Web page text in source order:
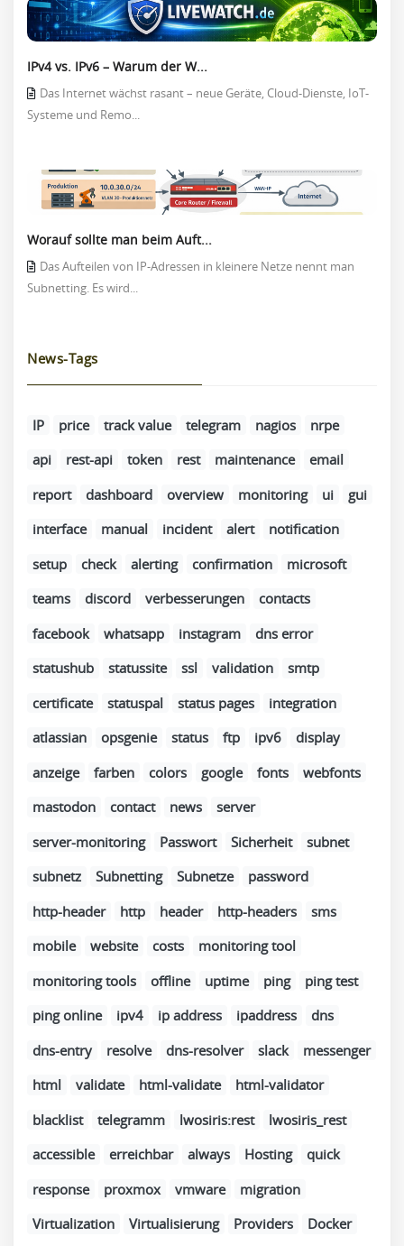
IPv4 vs. IPv6 – Warum der W...
Das Internet wächst rasant – neue Geräte, Cloud-Dienste, IoT-
Systeme und Remo...
Worauf sollte man beim Auft...
Das Aufteilen von IP-Adressen in kleinere Netze nennt man
Subnetting. Es wird...
News-Tags
IP price track value telegram nagios
nrpe
api
rest-api token rest maintenance
email
report
dashboard overview monitoring ui
gui
interface
manual incident alert
notification
setup
check alerting confirmation
microsoft
teams
discord verbesserungen
contacts
facebook
whatsapp instagram
dns error
statushub
statussite ssl validation
smtp
certificate
statuspal status pages
integration
atlassian
opsgenie status ftp ipv6
display
anzeige
farben colors google fonts
webfonts
mastodon
contact news
server
server-monitoring
Passwort Sicherheit
subnet
subnetz
Subnetting Subnetze
password
http-header
http header http-headers
sms
mobile
website costs
monitoring tool
monitoring tools
offline uptime ping
ping test
ping online
ipv4 ip address ipaddress
dns
dns-entry
resolve dns-resolver slack
messenger
html
validate html-validate
html-validator
blacklist
telegramm lwosiris:rest
lwosiris_rest
accessible
erreichbar always Hosting
quick
response
proxmox vmware
migration
Virtualization
Virtualisierung Providers
Docker